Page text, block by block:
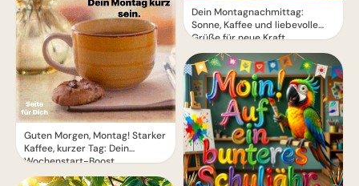
Guten Morgen, Montag! Starker
Kaffee, kurzer Tag: Dein
Wochenstart-Boost.
Dein Montagnachmittag:
Sonne, Kaffee und liebevolle
Grüße für neue Kraft